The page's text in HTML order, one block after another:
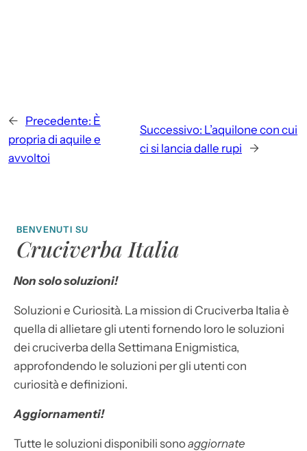
← Precedente: È
propria di aquile e
avvoltoi
Successivo: L’aquilone con cui
ci si lancia dalle rupi
→
BENVENUTI SU
Cruciverba Italia
Non solo soluzioni!
Soluzioni e Curiosità. La mission di Cruciverba Italia è
quella di allietare gli utenti fornendo loro le soluzioni
dei cruciverba della Settimana Enigmistica,
approfondendo le soluzioni per gli utenti con
curiosità e definizioni.
Aggiornamenti!
Tutte le soluzioni disponibili sonoaggiornate